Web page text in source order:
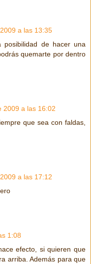
a las 13:35
posibilidad de hacer una
quemarte por dentro
2009 a las 16:02
que sea con faldas,
a las 17:12
1:08
efecto, si quieren que
arriba. Además para que